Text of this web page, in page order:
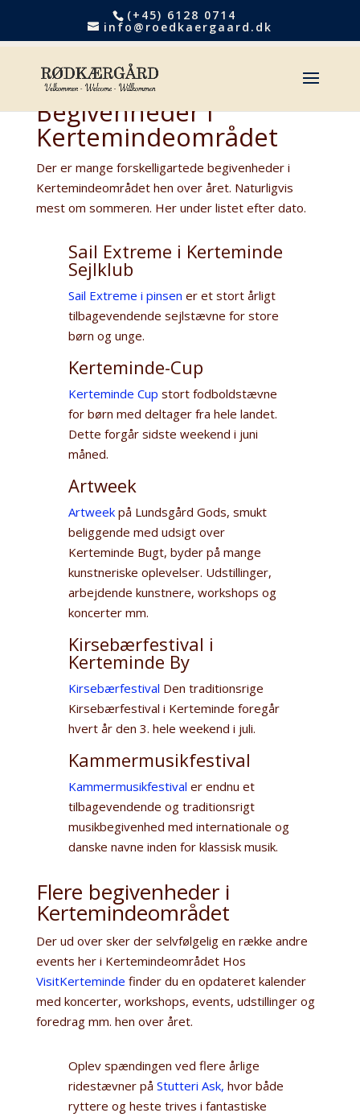
(+45) 6128 0714
info@roedkaergaard.dk
Begivenheder i
Kertemindeområdet
Der er mange forskelligartede begivenheder i
Kertemindeområdet hen over året. Naturligvis
mest om sommeren. Her under listet efter dato.
Sail Extreme i Kerteminde
Sejlklub
Sail Extreme i pinsen er et stort årligt
tilbagevendende sejlstævne for store
børn og unge.
Kerteminde-Cup
Kerteminde Cup stort fodboldstævne
for børn med deltager fra hele landet.
Dette forgår sidste weekend i juni
måned.
Artweek
Artweekpå Lundsgård Gods, smukt
beliggende med udsigt over
Kerteminde Bugt, byder på mange
kunstneriske oplevelser. Udstillinger,
arbejdende kunstnere, workshops og
koncerter mm.
Kirsebærfestival i
Kerteminde By
Kirsebærfestival Den traditionsrige
Kirsebærfestival i Kerteminde foregår
hvert år den 3. hele weekend i juli.
Kammermusikfestival
Kammermusikfestival er endnu et
tilbagevendende og traditionsrigt
musikbegivenhed med internationale og
danske navne inden for klassisk musik.
Flere begivenheder i
Kertemindeområdet
Der ud over sker der selvfølgelig en række andre
events her i Kertemindeområdet Hos
VisitKerteminde finder du en opdateret kalender
med koncerter, workshops, events, udstillinger og
foredrag mm. hen over året.
Oplev spændingen ved flere årlige
ridestævner på Stutteri Ask, hvor både
ryttere og heste trives i fantastiske